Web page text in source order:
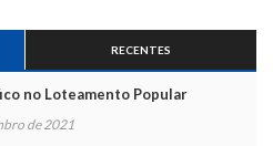
RECENTES
no Loteamento Popular
de 2021